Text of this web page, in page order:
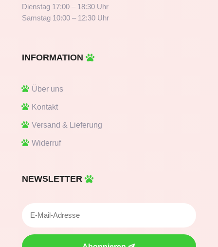
Dienstag 17:00 – 18:30 Uhr
Samstag 10:00 – 12:30 Uhr
INFORMATION
Über uns
Kontakt
Versand & Lieferung
Widerruf
NEWSLETTER